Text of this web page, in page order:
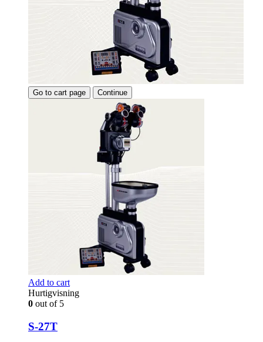
Go to cart page Continue
Add to cart
Hurtigvisning
0 out of 5
S-27T